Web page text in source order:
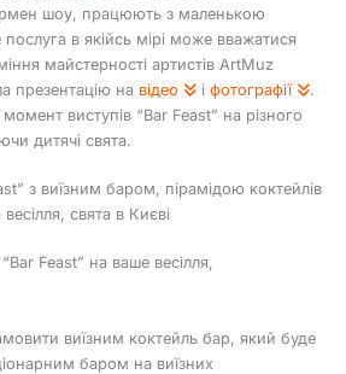
шоу, працюють з маленькою
в якійсь мірі може вважатися
майстерності артистів ArtMuz
презентацію на відео і фотографії
.
виступів “Bar Feast” на різного
дитячі свята.
з виїзним баром, пірамідою коктейлів
весілля, свята в Києві
Feast” на ваше весілля,
виїзним коктейль бар, який буде
баром на виїзних